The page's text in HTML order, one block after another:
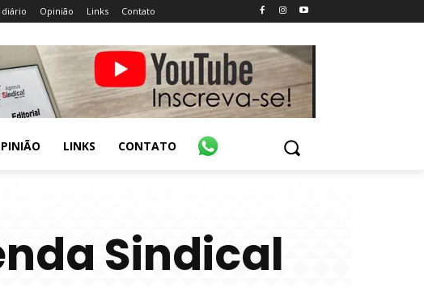
Opinião Links Contato
LINKS CONTATO
Sindical